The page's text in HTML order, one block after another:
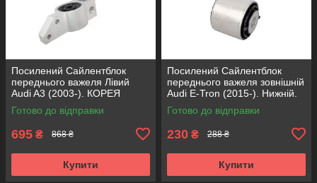
Посилений Сайлентблок
переднього важеля Лівий
Audi A3 (2003-). КОРЕЯ
Acsuss! 34762 , JBU691 ,
VKDS331004
Готово до відправки
695 ₴ 868 ₴
Купити
Посилений Сайлентблок
переднього важеля зовнішній
Audi E-Tron (2015-). Нижній.
КОРЕЯ Acsuss! FE175192 ,
VKDS331087
Готово до відправки
230 ₴ 288 ₴
Купити